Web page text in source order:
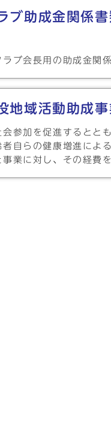
ブ助成金関係
ブ会長用の助成金関
地域活動助成事
会参加を促進するとと
者自らの健康増進によ
事業に対し、その経費